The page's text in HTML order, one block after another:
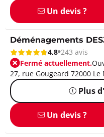
Un devis ?
Déménagements
4,8 243 avis
Fermé actuellement.
27, rue Gougeard 72000 Le
Plus
Un devis ?